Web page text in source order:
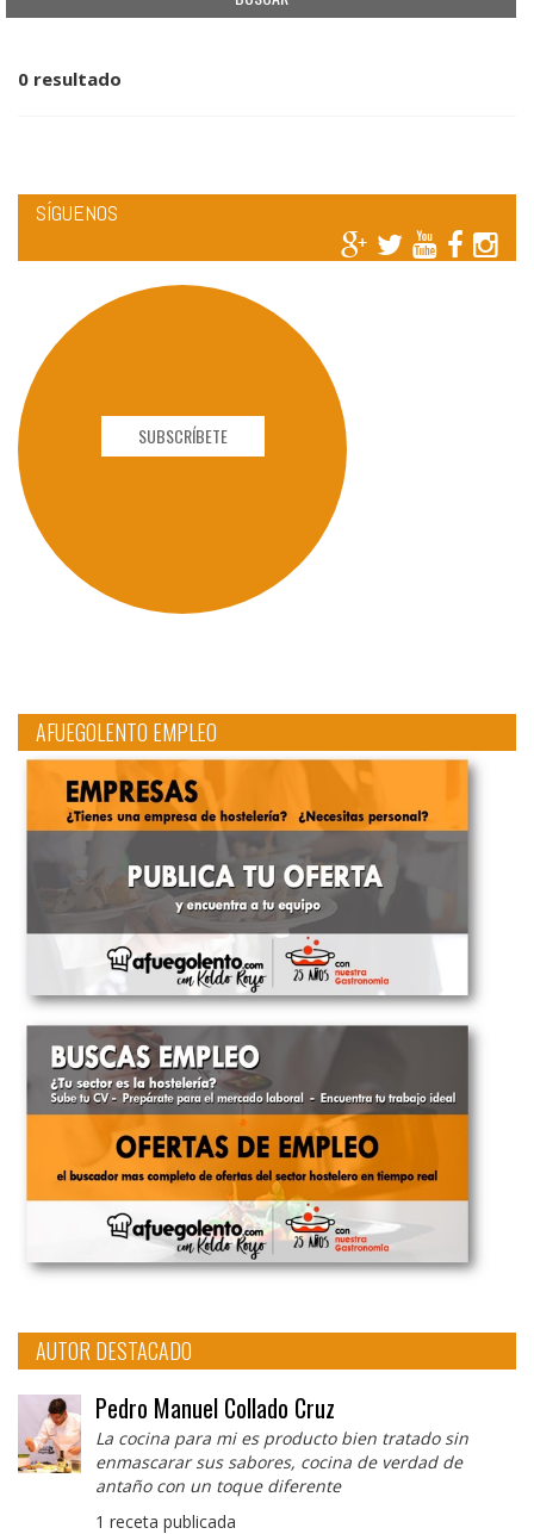
0 resultado
SÍGUENOS
SUBSCRÍBETE
AFUEGOLENTO EMPLEO
AUTOR DESTACADO
Pedro Manuel Collado Cruz
La cocina para mi es producto bien tratado sin
enmascarar sus sabores, cocina de verdad de
antaño con un toque diferente
1 receta publicada